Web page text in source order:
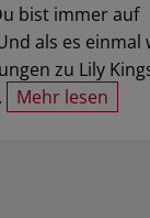
bist immer auf
als es einmal
zu Lily
Mehr lesen